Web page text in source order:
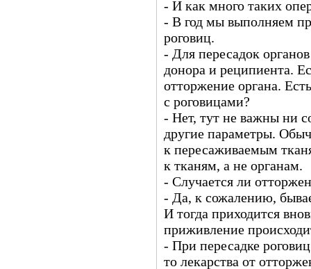
- И как много таких
- В год мы выполняем
роговиц.
- Для пересадок
донора и реципиента.
отторжение органа.
с роговицами?
- Нет, тут не важны ни
другие параметры.
к пересаживаемым
к тканям, а не органам.
- Случается ли
- Да, к сожалению,
И тогда приходится
приживление
- При пересадке
то лекарства от